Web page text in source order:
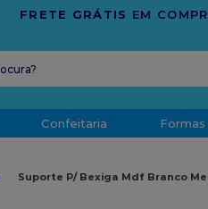
Confeitaria Formas
Suporte P/ Bexiga Mdf Branco
leite condensado